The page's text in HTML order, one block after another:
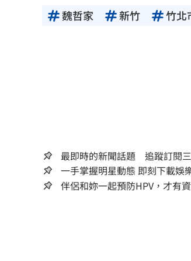
魏哲家 新竹 竹北
最即時的新聞話題 追蹤訂閱
一手掌握明星動態 即
伴侶和妳一起預防HPV，才有